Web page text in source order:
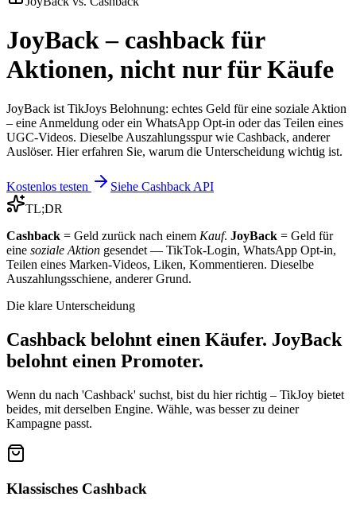
JoyBack– cashback für
Aktionen, nicht nur für Käufe
JoyBack ist TikJoys Belohnung: echtes Geld für eine soziale Aktion
– eine Anmeldung oder ein WhatsApp Opt-in oder das Teilen eines
UGC-Videos. Dieselbe Auszahlungsspur wie Cashback, anderer
Auslöser. Hier erfahren Sie, warum die Unterscheidung wichtig ist.
Kostenlos testen
Siehe Cashback API
TL;DR
Cashback = Geld zurück nach einem Kauf. JoyBack = Geld für
eine soziale Aktion gesendet — TikTok-Login, WhatsApp Opt-in,
Teilen eines Marken-Videos, Liken, Kommentieren. Dieselbe
Auszahlungsschiene, anderer Grund.
Die klare Unterscheidung
Cashback belohnt einen Käufer. JoyBack
belohnt einen Promoter.
Wenn du nach 'Cashback' suchst, bist du hier richtig – TikJoy bietet
beides, mit derselben Engine. Wähle, was besser zu deiner
Kampagne passt.
Klassisches Cashback